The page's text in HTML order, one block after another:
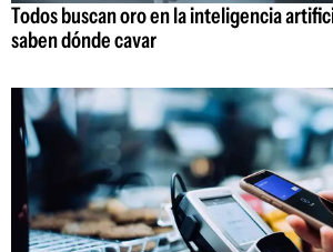
Todos buscan oro en la inteligencia
saben dónde cavar